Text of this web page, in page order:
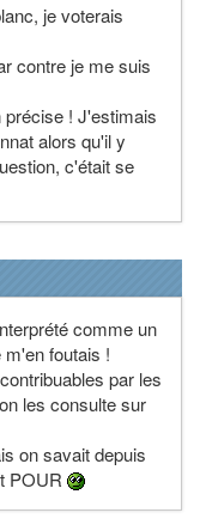
je voterais
contre je me suis
précise ! J'estimais
alors qu'il y
c'était se
comme un
foutais !
par les
les consulte sur
on savait depuis
POUR